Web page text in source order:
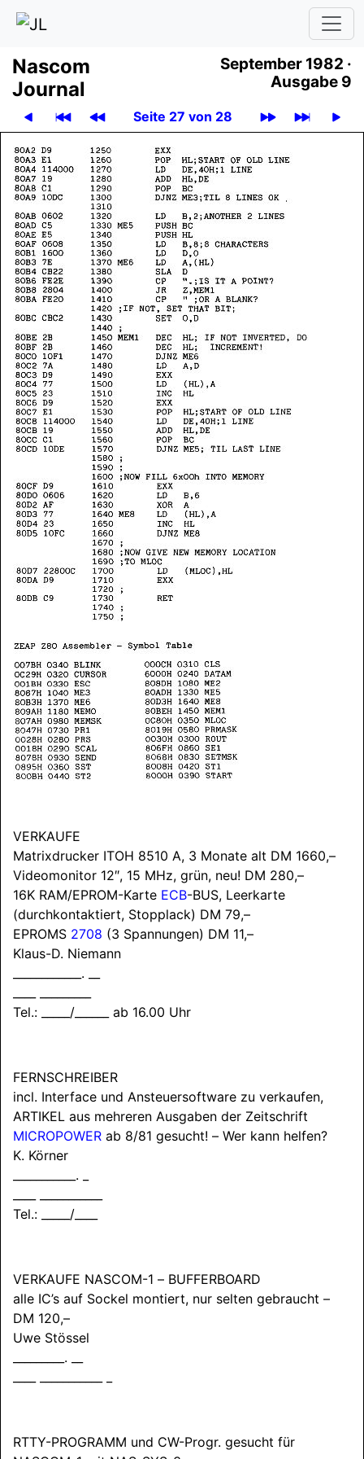
Nascom
Journal
September 1982 ·
Ausgabe 9
Seite 27 von 28
VERKAUFE
Matrixdrucker ITOH 8510 A, 3 Monate alt DM 1660,–
Videomonitor 12″, 15 MHz, grün, neu! DM 280,–
16K RAM/EPROM-Karte ECB-BUS, Leerkarte
(durchkontaktiert, Stopplack) DM 79,–
EPROMS 2708 (3 Spannungen) DM 11,–
Klaus-D. Niemann
____________. __
Tel.: _____/______ ab 16.00 Uhr
FERNSCHREIBER
incl. Interface und Ansteuersoftware zu verkaufen,
ARTIKEL aus mehreren Ausgaben der Zeitschrift
MICROPOWER ab 8/81 gesucht! – Wer kann helfen?
K. Körner
___________. _
Tel.: _____/____
VERKAUFE NASCOM-1 – BUFFERBOARD
alle IC’s auf Sockel montiert, nur selten gebraucht –
DM 120,–
Uwe Stössel
_________. __
RTTY-PROGRAMM und CW-Progr. gesucht für